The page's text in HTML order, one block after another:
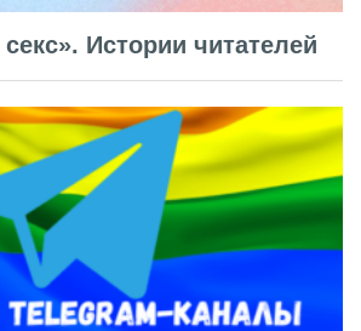
Истории читателей